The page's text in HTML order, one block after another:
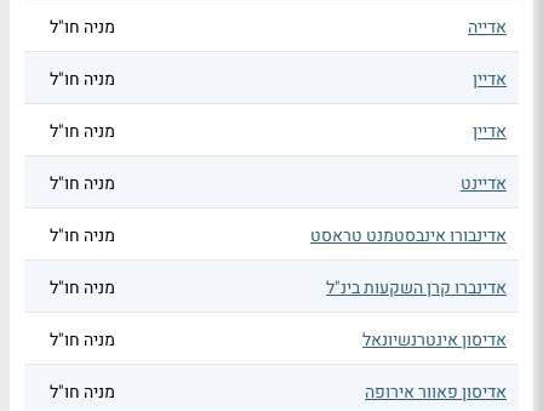
אדייה מניה חו"ל
אדיין מניה חו"ל
אדיין מניה חו"ל
אדיינט מניה חו"ל
אדינבורו אינבסטמנט טראסט מניה חו"ל
אדינברו קרן השקעות בינ"ל מניה חו"ל
אדיסון אינטרנשיונאל מניה חו"ל
אדיסון פאוור אירופה מניה חו"ל